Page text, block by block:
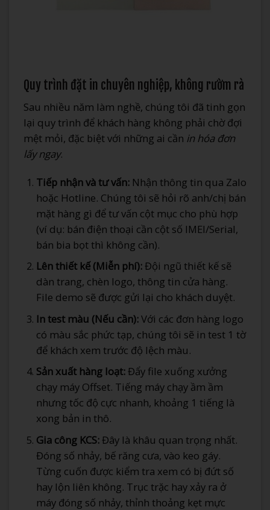
Quy trình đặt in chuyên nghiệp, không rườm rà
Sau nhiều năm làm nghề, chúng tôi đã tinh gọn
lại quy trình để khách hàng không phải chờ đợi
mệt mỏi, đặc biệt với những ai cần in hóa đơn
lấy ngay.
Tiếp nhận và tư vấn:Nhận thông tin qua Zalo
hoặc Hotline. Chúng tôi sẽ hỏi rõ anh/chị bán
mặt hàng gì để tư vấn cột mục cho phù hợp
(ví dụ: bán điện thoại cần cột số IMEI/Serial,
bán bia bọt thì không cần).
Lên thiết kế (Miễn phí):Đội ngũ thiết kế sẽ
dàn trang, chèn logo, thông tin cửa hàng.
File demo sẽ được gửi lại cho khách duyệt.
In test màu (Nếu cần):Với các đơn hàng logo
có màu sắc phức tạp, chúng tôi sẽ in test 1 tờ
để khách xem trước độ lệch màu.
Sản xuất hàng loạt:Đẩy file xuống xưởng
chạy máy Offset. Tiếng máy chạy ầm ầm
nhưng tốc độ cực nhanh, khoảng 1 tiếng là
xong bản in thô.
Gia công KCS:Đây là khâu quan trọng nhất.
Đóng số nhảy, bế răng cưa, vào keo gáy.
Từng cuốn được kiểm tra xem có bị đứt số
hay lộn liên không. Trục trặc hay xảy ra ở
máy đóng số nhảy, thỉnh thoảng kẹt mực